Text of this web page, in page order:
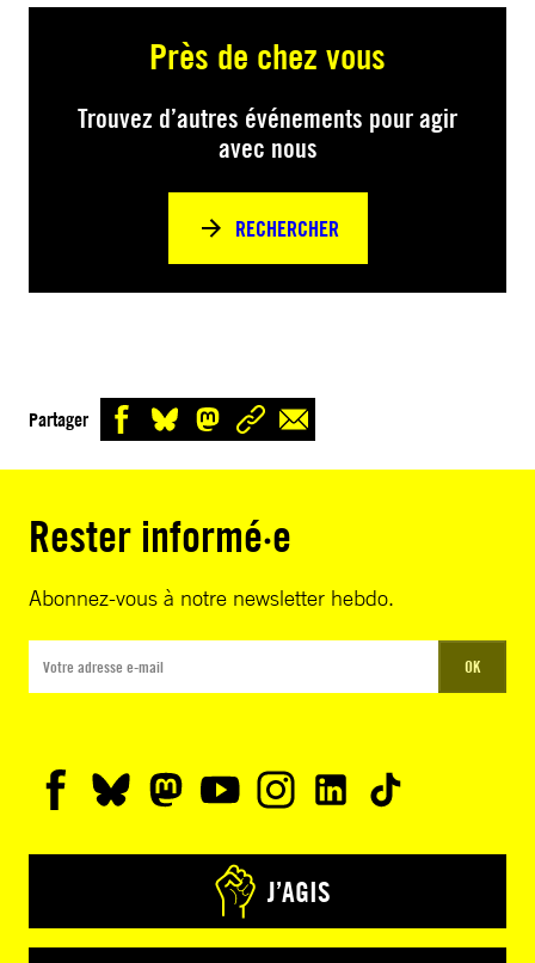
Près de chez vous
Trouvez d’autres événements pour agir
avec nous
RECHERCHER
Partager
Rester informé·e
Abonnez-vous à notre newsletter hebdo.
OK
J’AGIS